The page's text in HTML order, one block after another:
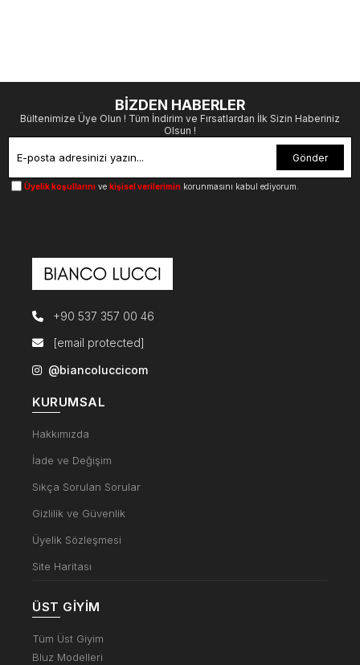
BİZDEN HABERLER
Bültenimize Üye Olun ! Tüm İndirim ve Fırsatlardan İlk Sizin Haberiniz
Olsun !
Gönder
Üyelik koşullarını ve kişisel verilerimin korunmasını kabul ediyorum.
+90 537 357 00 46
[email protected]
@biancoluccicom
KURUMSAL
Hakkımızda
İade ve Değişim
Sıkça Sorulan Sorular
Gizlilik ve Güvenlik
Üyelik Sözleşmesi
Site Haritası
ÜST GIYIM
Tüm Üst Giyim
Bluz Modelleri